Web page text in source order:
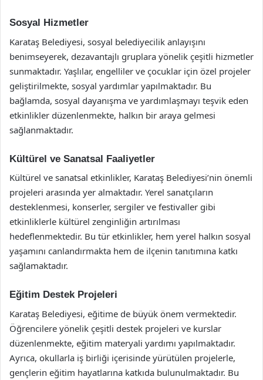
Sosyal Hizmetler
Karataş Belediyesi, sosyal belediyecilik anlayışını
benimseyerek, dezavantajlı gruplara yönelik çeşitli hizmetler
sunmaktadır. Yaşlılar, engelliler ve çocuklar için özel projeler
geliştirilmekte, sosyal yardımlar yapılmaktadır. Bu
bağlamda, sosyal dayanışma ve yardımlaşmayı teşvik eden
etkinlikler düzenlenmekte, halkın bir araya gelmesi
sağlanmaktadır.
Kültürel ve Sanatsal Faaliyetler
Kültürel ve sanatsal etkinlikler, Karataş Belediyesi’nin önemli
projeleri arasında yer almaktadır. Yerel sanatçıların
desteklenmesi, konserler, sergiler ve festivaller gibi
etkinliklerle kültürel zenginliğin artırılması
hedeflenmektedir. Bu tür etkinlikler, hem yerel halkın sosyal
yaşamını canlandırmakta hem de ilçenin tanıtımına katkı
sağlamaktadır.
Eğitim Destek Projeleri
Karataş Belediyesi, eğitime de büyük önem vermektedir.
Öğrencilere yönelik çeşitli destek projeleri ve kurslar
düzenlenmekte, eğitim materyali yardımı yapılmaktadır.
Ayrıca, okullarla iş birliği içerisinde yürütülen projelerle,
gençlerin eğitim hayatlarına katkıda bulunulmaktadır. Bu